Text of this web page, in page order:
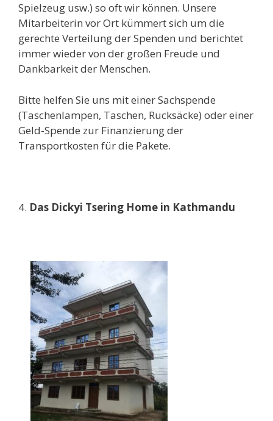
Spielzeug usw.) so oft wir können. Unsere
Mitarbeiterin vor Ort kümmert sich um die
gerechte Verteilung der Spenden und berichtet
immer wieder von der großen Freude und
Dankbarkeit der Menschen.
Bitte helfen Sie uns mit einer Sachspende
(Taschenlampen, Taschen, Rucksäcke) oder einer
Geld-Spende zur Finanzierung der
Transportkosten für die Pakete.
4. Das Dickyi Tsering Home in Kathmandu